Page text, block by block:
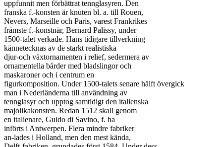
uppfunnit men förbättrat tennglasyren. Den
franska f.-konsten är knuten bl. a. till Rouen,
Nevers, Marseille och Paris, varest Frankrikes
främste f.-konstnär, Bernard Palissy, under
1500-talet verkade. Hans tidigare tillverkning
kännetecknas av de starkt realistiska
djur-och växtornamenten i relief, sedermera av
ornamentella bårder med bladslingor och
maskaroner och i centrum en
figurkomposition. Under 1500-talets senare hälft övergick
man i Nederländerna till användning av
tennglasyr och upptog samtidigt den italienska
majolikakonsten. Redan 1512 skall genom
en italienare, Guido di Savino, f. ha
införts i Antwerpen. Flera mindre fabriker
an-lades i Holland, men den mest kända,